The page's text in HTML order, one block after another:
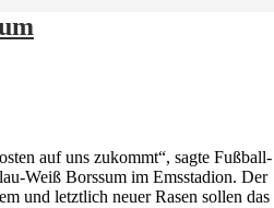
auf uns zukommt“, sagte Fußball-
Weiß Borssum im Emsstadion. Der
und letztlich neuer Rasen sollen das